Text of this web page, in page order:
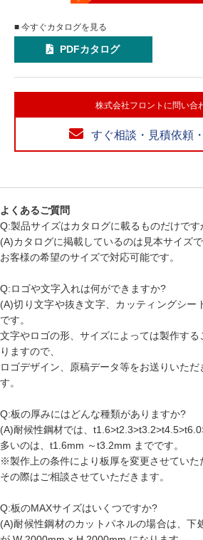
■ 今すぐカタログを見る
PDFカタログ
株式会社フロントに問い合
すぐ相談・見積依頼
よくあるご質問
Q:製品サイズはカタログに載るものだけです
(A)カタログに掲載しているのは見本サイズで
お客様の希望のサイズで対応可能です。
Q:ロゴや文字入れは何ができますか?
(A)切り文字や抜き文字、カッティングシー
です。
文字やロゴの形、サイズによっては製作す
りますので、
ロゴデザイン、原稿データ等をお送りいた
す。
Q:板の厚みにはどんな種類がありますか?
(A)耐候性鋼材では、
多いのは、t1.6mm ～t3.2mm までです。
※製作上の条件により板厚を変更させていた
その際はご相談させていただきます。
Q:板のMAXサイズはいくつですか?
(A)耐候性鋼材のカットパネルの場合は、下